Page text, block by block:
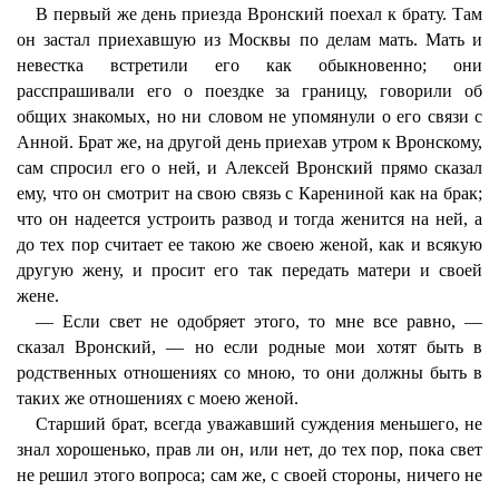
В первый же день приезда Вронский поехал к брату. Там
он застал приехавшую из Москвы по делам мать. Мать и
невестка встретили его как обыкновенно; они
расспрашивали его о поездке за границу, говорили об
общих знакомых, но ни словом не упомянули о его связи с
Анной. Брат же, на другой день приехав утром к Вронскому,
сам спросил его о ней, и Алексей Вронский прямо сказал
ему, что он смотрит на свою связь с Карениной как на брак;
что он надеется устроить развод и тогда женится на ней, а
до тех пор считает ее такою же своею женой, как и всякую
другую жену, и просит его так передать матери и своей
жене.
— Если свет не одобряет этого, то мне все равно, —
сказал Вронский, — но если родные мои хотят быть в
родственных отношениях со мною, то они должны быть в
таких же отношениях с моею женой.
Старший брат, всегда уважавший суждения меньшего, не
знал хорошенько, прав ли он, или нет, до тех пор, пока свет
не решил этого вопроса; сам же, с своей стороны, ничего не